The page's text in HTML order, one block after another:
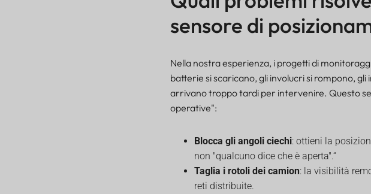
sensore di
Nella nostra esperienza, i progetti di
batterie si scaricano, gli involucri si rompono,
arrivano troppo tardi per intervenire. Questo
operative":
Blocca gli angoli ciechi: ottieni la
non "qualcuno dice che è aperta".“
Taglia i rotoli dei camion: la visibilità
reti distribuite.